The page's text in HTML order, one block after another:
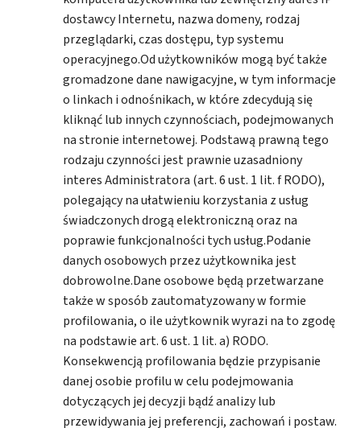
dostawcy Internetu, nazwa domeny, rodzaj
przeglądarki, czas dostępu, typ systemu
operacyjnego.Od użytkowników mogą być także
gromadzone dane nawigacyjne, w tym informacje
o linkach i odnośnikach, w które zdecydują się
kliknąć lub innych czynnościach, podejmowanych
na stronie internetowej. Podstawą prawną tego
rodzaju czynności jest prawnie uzasadniony
interes Administratora (art. 6 ust. 1 lit. f RODO),
polegający na ułatwieniu korzystania z usług
świadczonych drogą elektroniczną oraz na
poprawie funkcjonalności tych usług.Podanie
danych osobowych przez użytkownika jest
dobrowolne.Dane osobowe będą przetwarzane
także w sposób zautomatyzowany w formie
profilowania, o ile użytkownik wyrazi na to zgodę
na podstawie art. 6 ust. 1 lit. a) RODO.
Konsekwencją profilowania będzie przypisanie
danej osobie profilu w celu podejmowania
dotyczących jej decyzji bądź analizy lub
przewidywania jej preferencji, zachowań i postaw.